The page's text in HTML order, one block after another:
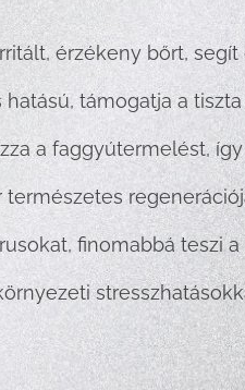
érzékeny bőrt,
hatású, támogatja a
a faggyútermelést,
természetes
finomabbá teszi